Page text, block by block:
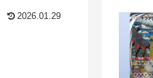
2026.01.29